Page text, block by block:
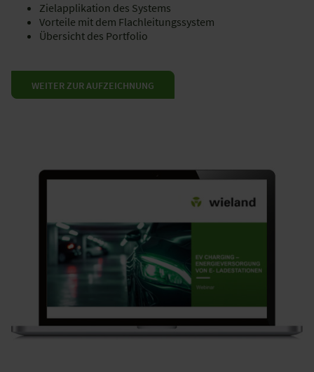
Zielapplikation des Systems​
Vorteile mit dem Flachleitungssystem​
Übersicht des Portfolio
WEITER ZUR AUFZEICHNUNG